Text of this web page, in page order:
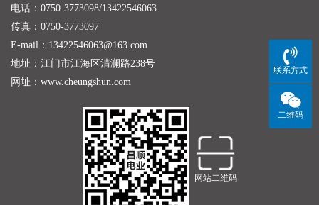
电话：0750-3773098/13422546063
传真：0750-3773097
E-mail：13422546063@163.com
地址：江门市江海区清澜路238号
网址： www.cheungshun.com
网站二维码
联系方式
二维码